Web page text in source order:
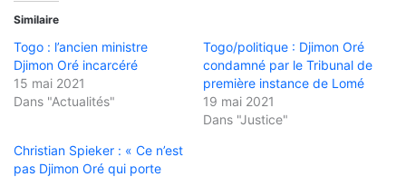
Similaire
Togo : l’ancien ministre
Djimon Oré incarcéré
15 mai 2021
Dans "Actualités"
Togo/politique : Djimon Oré
condamné par le Tribunal de
première instance de Lomé
19 mai 2021
Dans "Justice"
Christian Spieker : « Ce n’est
pas Djimon Oré qui porte